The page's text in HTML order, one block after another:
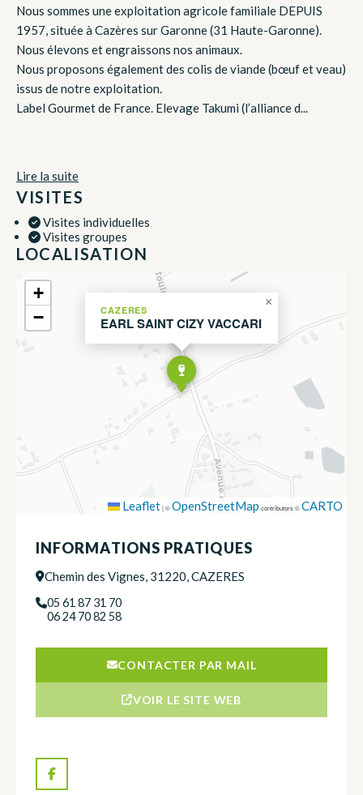
Nous sommes une exploitation agricole familiale DEPUIS
1957, située à Cazères sur Garonne (31 Haute-Garonne).
Nous élevons et engraissons nos animaux.
Nous proposons également des colis de viande (bœuf et veau)
issus de notre exploitation.
Label Gourmet de France. Elevage Takumi (l’alliance d...
Lire la suite
VISITES
Visites individuelles
Visites groupes
LOCALISATION
CAZERES
EARL SAINT CIZY VACCARI
×
+
−
Leaflet|©OpenStreetMap contributors ©CARTO
INFORMATIONS PRATIQUES
Chemin des Vignes, 31220, CAZERES
05 61 87 31 70
06 24 70 82 58
CONTACTER PAR MAIL
VOIR LE SITE WEB